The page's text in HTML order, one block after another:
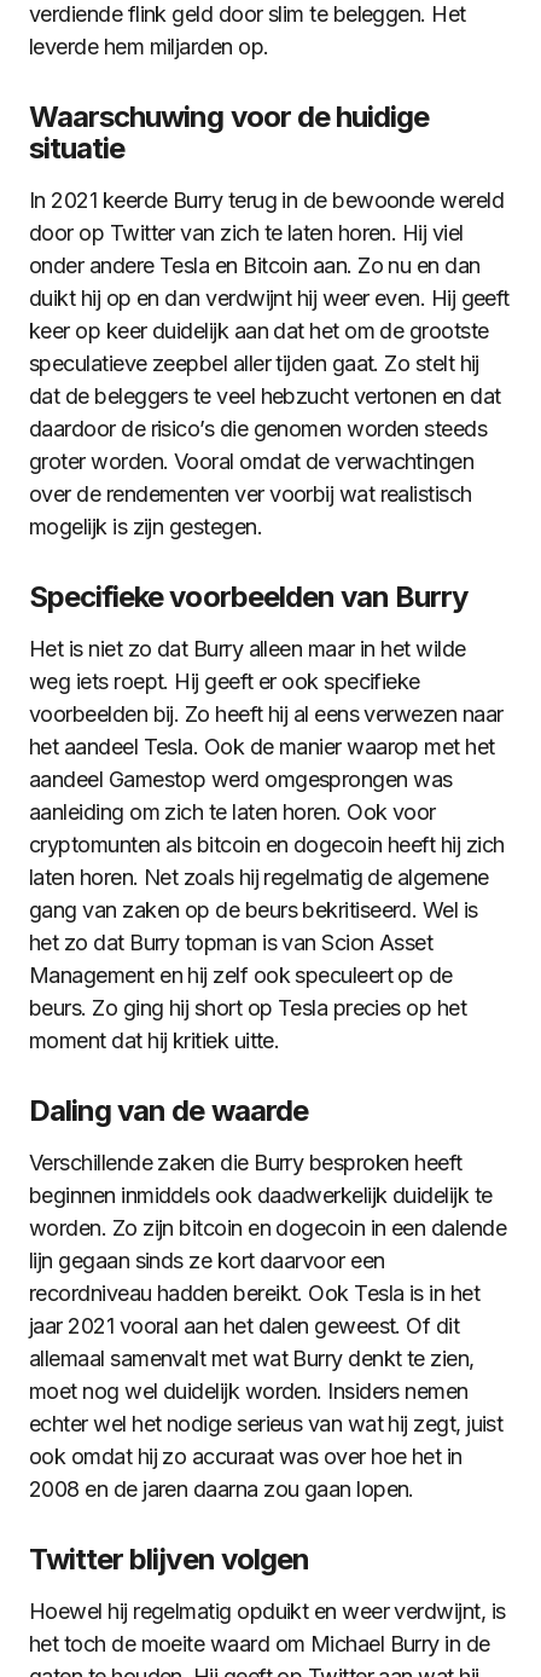
verdiende flink geld door slim te beleggen. Het
leverde hem miljarden op.
Waarschuwing voor de huidige
situatie
In 2021 keerde Burry terug in de bewoonde wereld
door op Twitter van zich te laten horen. Hij viel
onder andere Tesla en Bitcoin aan. Zo nu en dan
duikt hij op en dan verdwijnt hij weer even. Hij geeft
keer op keer duidelijk aan dat het om de grootste
speculatieve zeepbel aller tijden gaat. Zo stelt hij
dat de beleggers te veel hebzucht vertonen en dat
daardoor de risico’s die genomen worden steeds
groter worden. Vooral omdat de verwachtingen
over de rendementen ver voorbij wat realistisch
mogelijk is zijn gestegen.
Specifieke voorbeelden van Burry
Het is niet zo dat Burry alleen maar in het wilde
weg iets roept. Hij geeft er ook specifieke
voorbeelden bij. Zo heeft hij al eens verwezen naar
het aandeel Tesla. Ook de manier waarop met het
aandeel Gamestop werd omgesprongen was
aanleiding om zich te laten horen. Ook voor
cryptomunten als bitcoin en dogecoin heeft hij zich
laten horen. Net zoals hij regelmatig de algemene
gang van zaken op de beurs bekritiseerd. Wel is
het zo dat Burry topman is van Scion Asset
Management en hij zelf ook speculeert op de
beurs. Zo ging hij short op Tesla precies op het
moment dat hij kritiek uitte.
Daling van de waarde
Verschillende zaken die Burry besproken heeft
beginnen inmiddels ook daadwerkelijk duidelijk te
worden. Zo zijn bitcoin en dogecoin in een dalende
lijn gegaan sinds ze kort daarvoor een
recordniveau hadden bereikt. Ook Tesla is in het
jaar 2021 vooral aan het dalen geweest. Of dit
allemaal samenvalt met wat Burry denkt te zien,
moet nog wel duidelijk worden. Insiders nemen
echter wel het nodige serieus van wat hij zegt, juist
ook omdat hij zo accuraat was over hoe het in
2008 en de jaren daarna zou gaan lopen.
Twitter blijven volgen
Hoewel hij regelmatig opduikt en weer verdwijnt, is
het toch de moeite waard om Michael Burry in de